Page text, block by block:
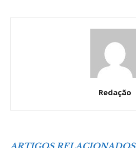
Redação
ARTIGOS RELACIONADOS